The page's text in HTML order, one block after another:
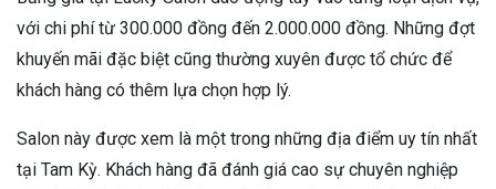
với chi phí từ 300.000 đồng đến 2.000.000 đồng. Những đợt
khuyến mãi đặc biệt cũng thường xuyên được tổ chức để
khách hàng có thêm lựa chọn hợp lý.
Salon này được xem là một trong những địa điểm uy tín nhất
tại Tam Kỳ. Khách hàng đã đánh giá cao sự chuyên nghiệp